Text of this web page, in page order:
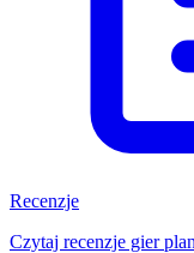
Recenzje
Czytaj recenzje gier